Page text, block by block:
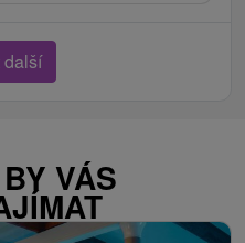
další
VÁS